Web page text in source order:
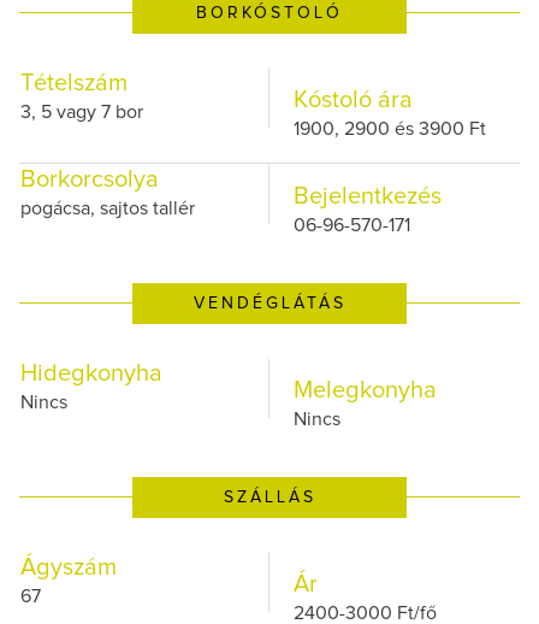
BORKÓSTOLÓ
Tételszám
3, 5 vagy 7 bor Kóstoló ára
1900, 2900 és 3900 Ft
Borkorcsolya
pogácsa, sajtos tallér Bejelentkezés
06-96-570-171
VENDÉGLÁTÁS
Hidegkonyha
Nincs Melegkonyha
Nincs
SZÁLLÁS
Ágyszám
67 Ár
2400-3000 Ft/fő